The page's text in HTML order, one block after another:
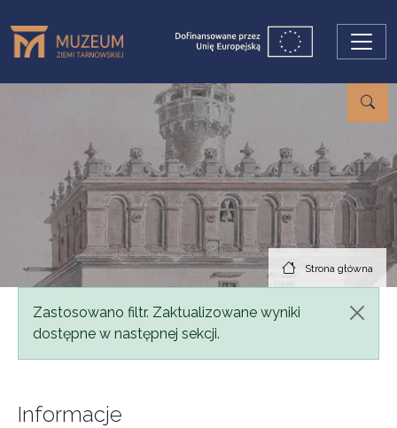
Strona główna
Komunikat
Zastosowano filtr. Zaktualizowane wyniki
dostępne w następnej sekcji.
Informacje